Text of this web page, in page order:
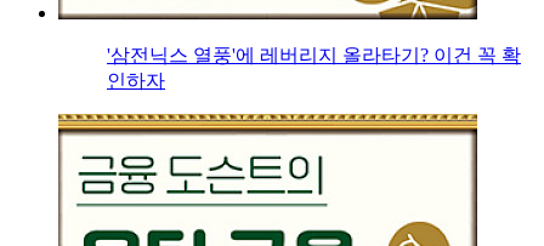
'삼전닉스 열풍'에 레버리지 올라타기? 이건 꼭 확
인하자